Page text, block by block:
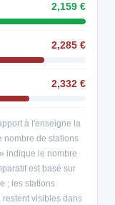
2,159 €
2,285 €
2,332 €
à l'enseigne la
nombre de stations
indique le nombre
est basé sur
; les stations
visibles dans